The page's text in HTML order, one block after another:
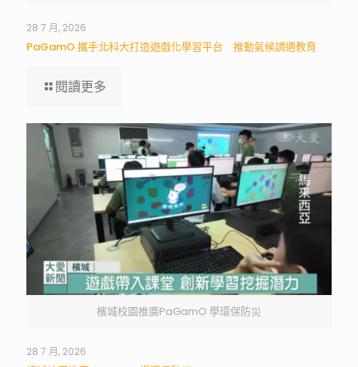
28 7 月, 2026
PaGamO 攜手北科大打造遊戲化學習平台 推動氣候調適教育
閱讀更多
檳城校園推廣PaGamO 學環保防災
28 7 月, 2026